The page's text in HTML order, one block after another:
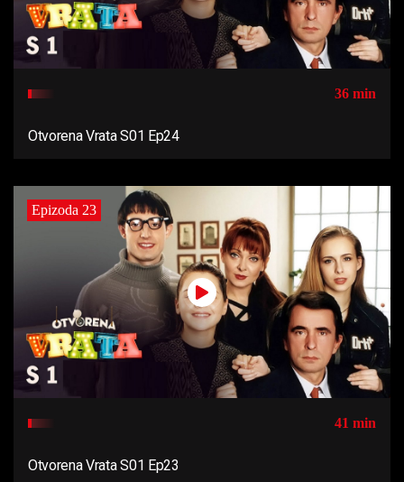
36 min
Otvorena Vrata S01 Ep24
Epizoda 23
41 min
Otvorena Vrata S01 Ep23